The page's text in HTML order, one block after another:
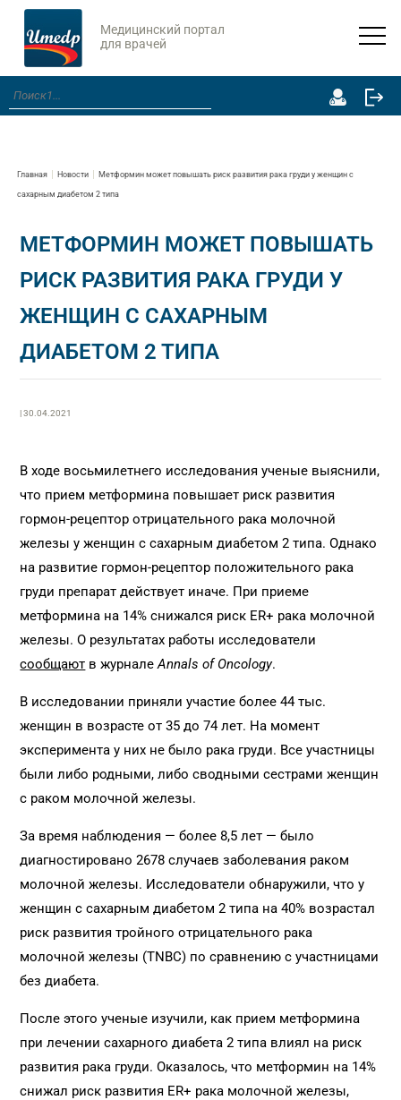
Медицинский портал
для врачей
Главная Новости Метформин может повышать риск развития рака груди у женщин с
сахарным диабетом 2 типа
МЕТФОРМИН МОЖЕТ ПОВЫШАТЬ
РИСК РАЗВИТИЯ РАКА ГРУДИ У
ЖЕНЩИН С САХАРНЫМ
ДИАБЕТОМ 2 ТИПА
| 30.04.2021
В ходе восьмилетнего исследования ученые выяснили,
что прием метформина повышает риск развития
гормон-рецептор отрицательного рака молочной
железы у женщин с сахарным диабетом 2 типа. Однако
на развитие гормон-рецептор положительного рака
груди препарат действует иначе. При приеме
метформина на 14% снижался риск ER+ рака молочной
железы. О результатах работы исследователи
сообщают в журналеAnnals of Oncology.
В исследовании приняли участие более 44 тыс.
женщин в возрасте от 35 до 74 лет. На момент
эксперимента у них не было рака груди. Все участницы
были либо родными, либо сводными сестрами женщин
с раком молочной железы.
За время наблюдения — более 8,5 лет — было
диагностировано 2678 случаев заболевания раком
молочной железы. Исследователи обнаружили, что у
женщин с сахарным диабетом 2 типа на 40% возрастал
риск развития тройного отрицательного рака
молочной железы (TNBC) по сравнению с участницами
без диабета.
После этого ученые изучили, как прием метформина
при лечении сахарного диабета 2 типа влиял на риск
развития рака груди. Оказалось, что метформин на 14%
снижал риск развития ER+ рака молочной железы,